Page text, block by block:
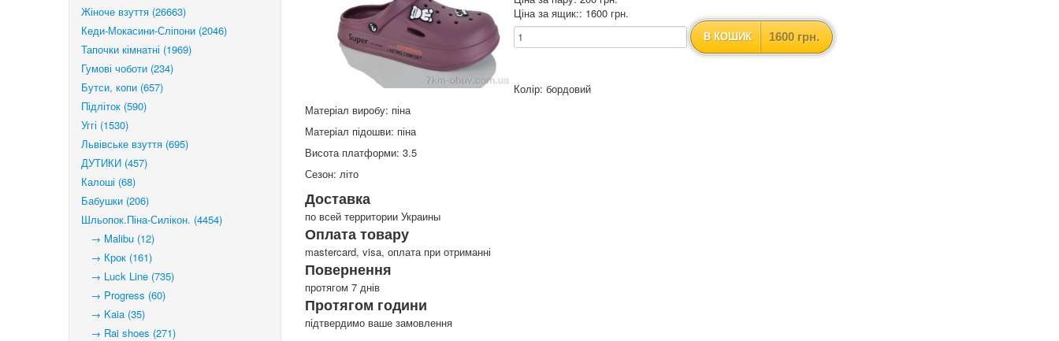
Жіноче взуття (26663)
Кеди-Мокасини-Сліпони (2046)
Тапочки кімнатні (1969)
Гумові чоботи (234)
Бутси, копи (657)
Підліток (590)
Уггі (1530)
Львівське взуття (695)
ДУТИКИ (457)
Калоші (68)
Бабушки (206)
Шльопок.Піна-Силікон. (4454)
→ Malibu (12)
→ Крок (161)
→ Luck Line (735)
→ Progress (60)
→ Kaia (35)
→ Rai shoes (271)
Ціна за ящик:: 1600 грн.
В КОШИК 1600 грн.
Колір: бордовий
Матеріал виробу: піна
Матеріал підошви: піна
Висота платформи: 3.5
Сезон: літо
Доставка
по всей территории Украины
Оплата товару
mastercard, visa, оплата при отриманні
Повернення
протягом 7 днів
Протягом години
підтвердимо ваше замовлення